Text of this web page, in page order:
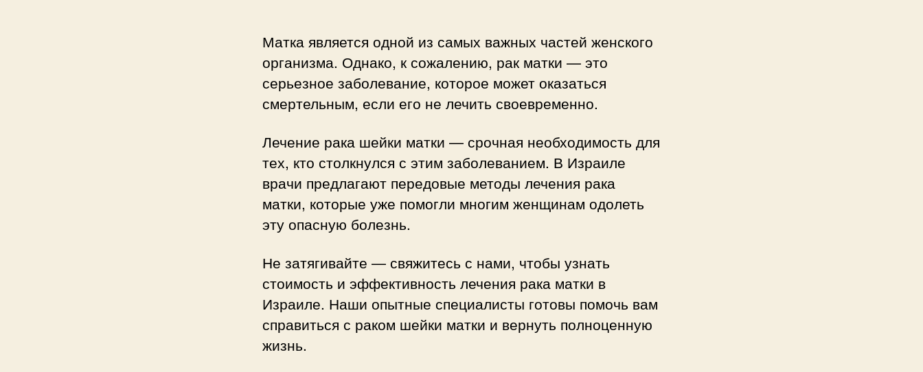
Матка является одной из самых важных частей женского
организма. Однако, к сожалению, рак матки — это
серьезное заболевание, которое может оказаться
смертельным, если его не лечить своевременно.
Лечение рака шейки матки — срочная необходимость для
тех, кто столкнулся с этим заболеванием. В Израиле
врачи предлагают передовые методы лечения рака
матки, которые уже помогли многим женщинам одолеть
эту опасную болезнь.
Не затягивайте — свяжитесь с нами, чтобы узнать
стоимость и эффективность лечения рака матки в
Израиле. Наши опытные специалисты готовы помочь вам
справиться с раком шейки матки и вернуть полноценную
жизнь.